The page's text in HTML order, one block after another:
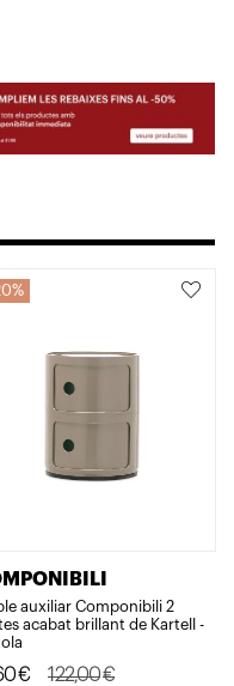
auxiliar Componibili 2
acabat brillant de Kartell -
122,00€
€